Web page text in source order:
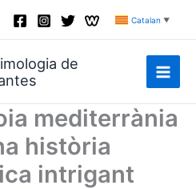
Catalan ▼
de
mediterrània
història
intrigant